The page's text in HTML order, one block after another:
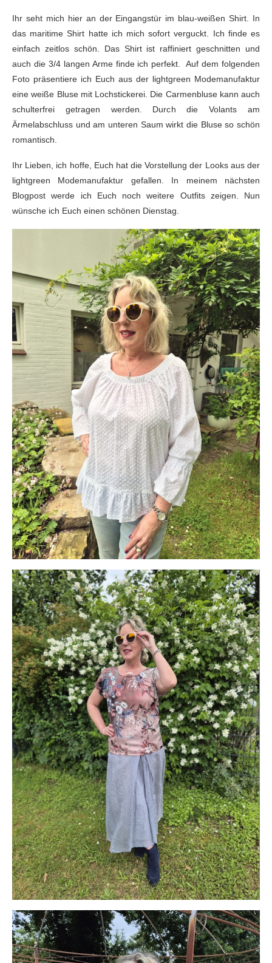
Ihr seht mich hier an der Eingangstür im blau-weißen Shirt. In
das maritime Shirt hatte ich mich sofort verguckt. Ich finde es
einfach zeitlos schön. Das Shirt ist raffiniert geschnitten und
auch die 3/4 langen Arme finde ich perfekt. Auf dem folgenden
Foto präsentiere ich Euch aus der lightgreen Modemanufaktur
eine weiße Bluse mit Lochstickerei. Die Carmenbluse kann auch
schulterfrei getragen werden. Durch die Volants am
Ärmelabschluss und am unteren Saum wirkt die Bluse so schön
romantisch.
Ihr Lieben, ich hoffe, Euch hat die Vorstellung der Looks aus der
lightgreen Modemanufaktur gefallen. In meinem nächsten
Blogpost werde ich Euch noch weitere Outfits zeigen. Nun
wünsche ich Euch einen schönen Dienstag.